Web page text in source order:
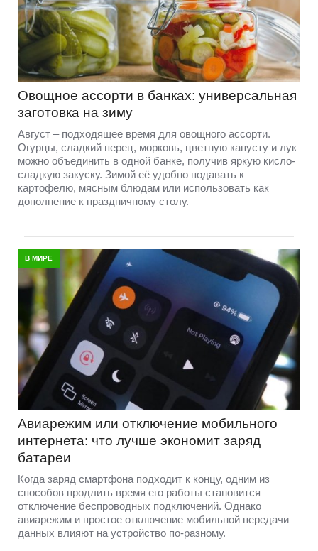
Овощное ассорти в банках: универсальная
заготовка на зиму
Август – подходящее время для овощного ассорти.
Огурцы, сладкий перец, морковь, цветную капусту и лук
можно объединить в одной банке, получив яркую кисло-
сладкую закуску. Зимой её удобно подавать к
картофелю, мясным блюдам или использовать как
дополнение к праздничному столу.
В МИРЕ
Авиарежим или отключение мобильного
интернета: что лучше экономит заряд
батареи
Когда заряд смартфона подходит к концу, одним из
способов продлить время его работы становится
отключение беспроводных подключений. Однако
авиарежим и простое отключение мобильной передачи
данных влияют на устройство по-разному.